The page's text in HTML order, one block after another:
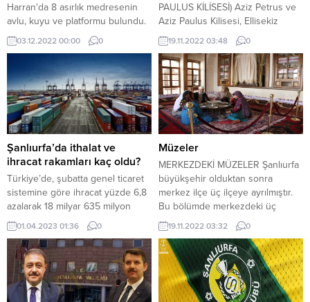
Harran'da 8 asırlık medresenin
avlu, kuyu ve platformu bulundu.
03.12.2022 00:00 0
PAULUS KİLİSESİ) Aziz Petrus ve
Aziz Paulus Kilisesi, Ellisekiz
Meydanı’nın kuzeydoğusundadır.
Yapı, 6. yüzyıla ait bir kilise
kalıntısının üzerine, 1861 yılında
inşa edilmiştir. Kilise, Hz. İsa’nın iki
havarisinin anısına inşa
edildiğinden onların ismini
taşımaktadır. Yapı, 1924 yılına yani
Urfalı Süryanilerin
Halep’e(Suriye)...
19.11.2022 03:48 0
Şanlıurfa’da ithalat ve
ihracat rakamları kaç oldu?
Türkiye’de, şubatta genel ticaret
sistemine göre ihracat yüzde 6,8
azalarak 18 milyar 635 milyon
dolar, ithalat ise 10,1 artarak 30
milyar 714 milyon dolar olarak
gerçekleşti. 6 Şubat’ta yaşanan
Kahramanmaraş merkezli
depremlerin etkilendiği illerden
olan Şanlıurfa’da ise, ihracat 33.8,
01.04.2023 01:36 0
Müzeler
MERKEZDEKİ MÜZELER Şanlıurfa
büyükşehir olduktan sonra
merkez ilçe üç ilçeye ayrılmıştır.
Bu bölümde merkezdeki üç
ilçeye ait müzeler işlenmektedir.
Buna göre; merkezde; Şanlıurfa
Arkeoloji Müzesi, Edessa Mozaik
Müzesi, Şanlıurfa Kurtuluş Müzesi
(Mahmud Nedim Konağı), Müslüm
Gürses Müzik Müzesi, Şanlıurfa
19.11.2022 03:32 0